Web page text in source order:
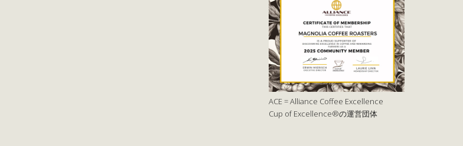
ACE = Alliance Coffee Excellence
Cup of Excellence®の運営団体